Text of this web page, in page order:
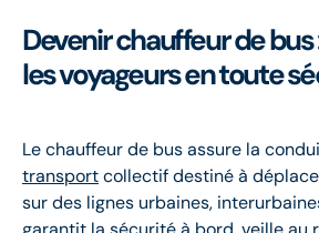
Devenir chauffeur de
les voyageurs en toute
Le chauffeur de bus assure la
transportcollectif destiné à
sur des lignes urbaines,